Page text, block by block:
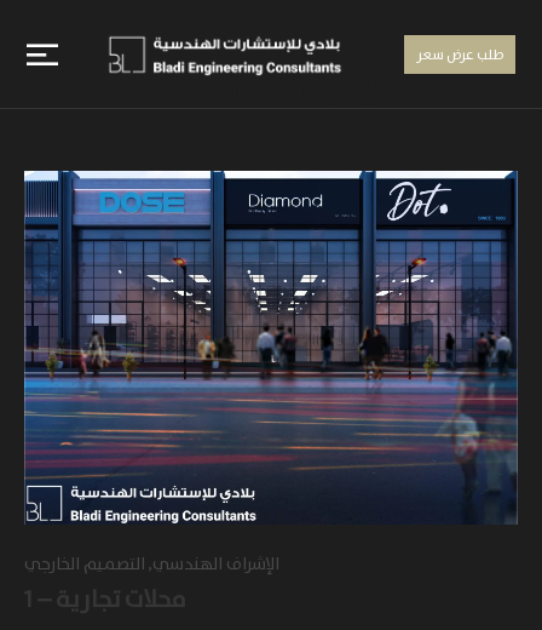
طلب عرض سعر
الإشراف الهندسي
الإشراف الهندسي, التصميم الخارجي
محلات تجارية – 1